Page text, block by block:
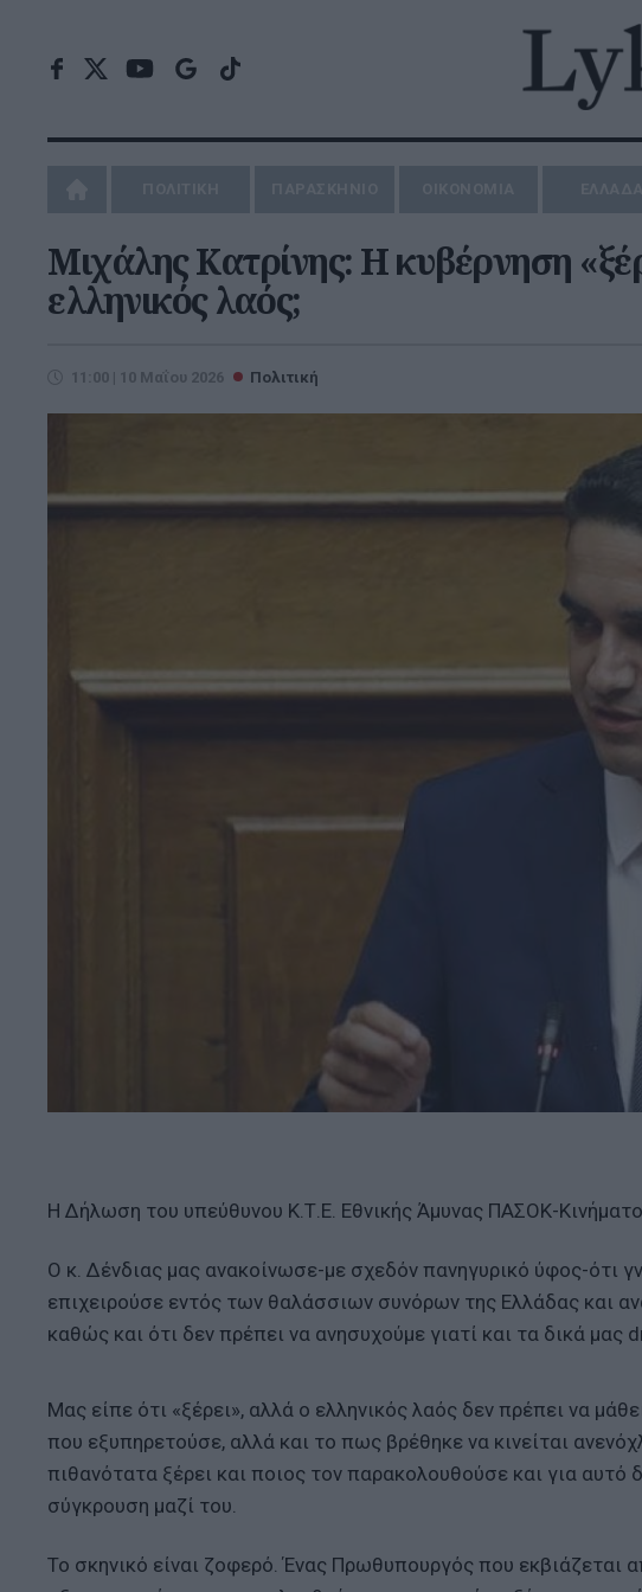
Μιχάλης Κατρίνης: Η κυβέρνηση
ελληνικός λαός;
11:00 | 10 Μαΐου 2026 Πολιτική
Η Δήλωση του υπεύθυνου Κ.Τ.Ε. Εθνικής Άμυνας ΠΑΣΟΚ-
Ο κ. Δένδιας μας ανακοίνωσε-με σχεδόν πανηγυρικό ύφος-ότι
επιχειρούσε εντός των θαλάσσιων συνόρων της Ελλάδας και
καθώς και ότι δεν πρέπει να ανησυχούμε γιατί και τα δικά μας
Μας είπε ότι «ξέρει», αλλά ο ελληνικός λαός δεν πρέπει να
που εξυπηρετούσε, αλλά και το πως βρέθηκε να κινείται
πιθανότατα ξέρει και ποιος τον παρακολουθούσε και για
σύγκρουση μαζί του.
Το σκηνικό είναι ζοφερό. Ένας Πρωθυπουργός που εκβιάζεται